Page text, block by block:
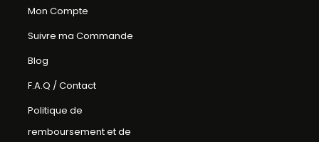
Mon Compte
Suivre ma Commande
Blog
F.A.Q / Contact
Politique de
remboursement et de